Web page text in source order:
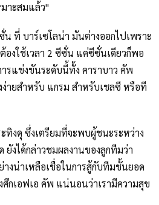
าะสมแล้ว"
น ที่ บาร์เซโลน่า มันต่างออกไปเพราะ
องใช้เวลา 2 ซีซั่น แค่ซีซั่นเดียวก็พอ
รแข่งขันระดับนี้ทั้ง คาราบาว คัพ
ง่ายสำหรับ แกรม สำหรับเชลซี หรือที
ทิงดุ ซึ่งเตรียมที่จะพบผู้ชนะระหว่าง
ยังได้กล่าวชมผลงานของลูกทีมว่า
างน่าเหลือเชื่อในการสู้กับทีมชั้นยอด
กเอฟเอ คัพ แน่นอนว่าเรามีความสุข